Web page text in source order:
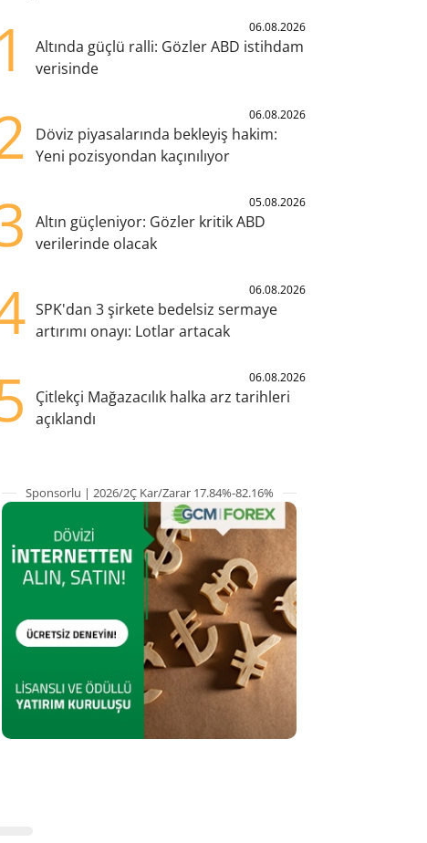
06.08.2026
Altında güçlü ralli: Gözler ABD istihdam
verisinde
06.08.2026
Döviz piyasalarında bekleyiş hakim:
Yeni pozisyondan kaçınılıyor
05.08.2026
Altın güçleniyor: Gözler kritik ABD
verilerinde olacak
06.08.2026
SPK'dan 3 şirkete bedelsiz sermaye
artırımı onayı: Lotlar artacak
06.08.2026
Çitlekçi Mağazacılık halka arz tarihleri
açıklandı
Sponsorlu | 2026/2Ç Kar/Zarar 17.84%-82.16%